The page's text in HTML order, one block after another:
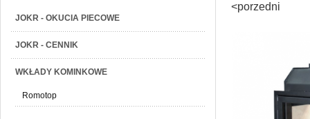
JOKR - OKUCIA PIECOWE
JOKR - CENNIK
WKŁADY KOMINKOWE
Romotop
<porzedni